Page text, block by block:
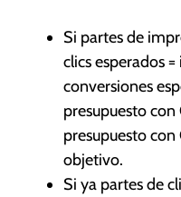
Si partes de
clics esperados
conversiones
presupuesto con
presupuesto con
objetivo.
Si ya partes de